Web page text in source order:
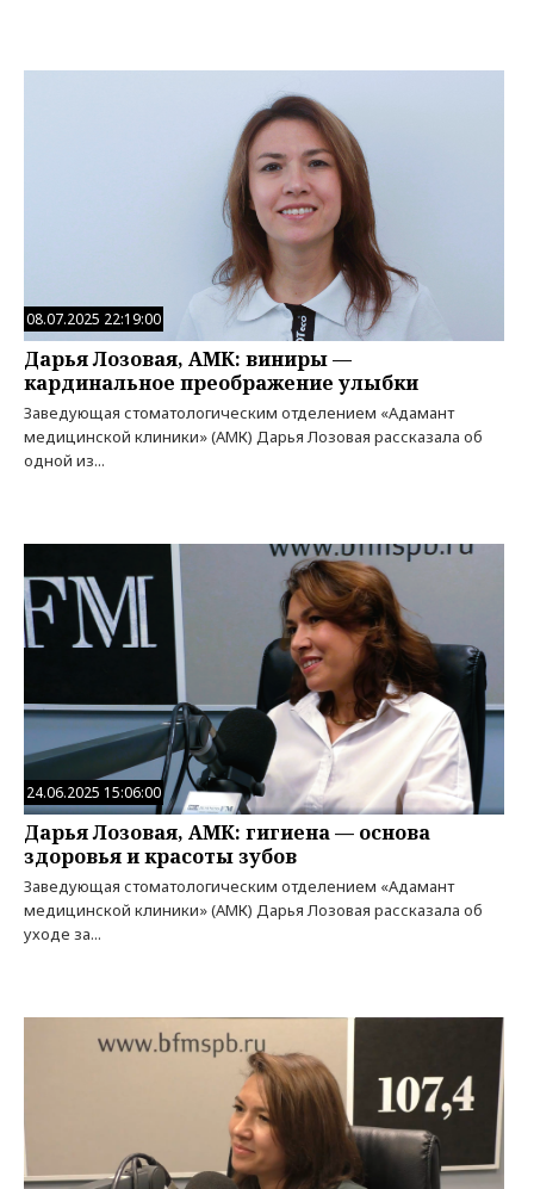
08.07.2025 22:19:00
Дарья Лозовая, АМК: виниры —
кардинальное преображение улыбки
Заведующая стоматологическим отделением «Адамант
медицинской клиники» (АМК) Дарья Лозовая рассказала об
одной из...
24.06.2025 15:06:00
Дарья Лозовая, АМК: гигиена — основа
здоровья и красоты зубов
Заведующая стоматологическим отделением «Адамант
медицинской клиники» (АМК) Дарья Лозовая рассказала об
уходе за...